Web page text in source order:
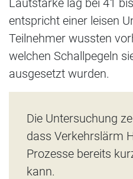
Lautstärke lag bei 41
entspricht einer leisen
Teilnehmer wussten
welchen Schallpegeln
ausgesetzt wurden.
Die Untersuchung
dass Verkehrslärm
Prozesse bereits
kann.